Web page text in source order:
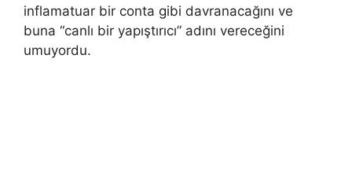
inflamatuar bir conta gibi davranacağını ve
buna “canlı bir yapıştırıcı” adını vereceğini
umuyordu.